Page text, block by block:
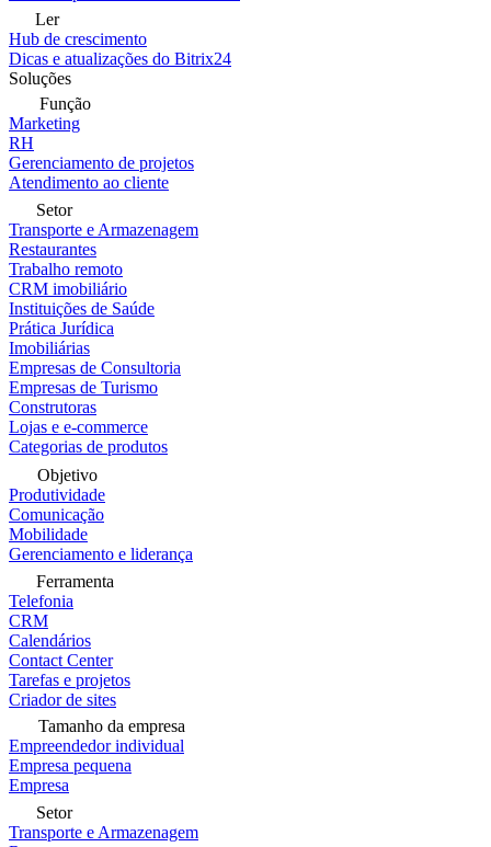
Ler
Hub de crescimento
Dicas e atualizações do Bitrix24
Soluções
Função
Marketing
RH
Gerenciamento de projetos
Atendimento ao cliente
Setor
Transporte e Armazenagem
Restaurantes
Trabalho remoto
CRM imobiliário
Instituições de Saúde
Prática Jurídica
Imobiliárias
Empresas de Consultoria
Empresas de Turismo
Construtoras
Lojas e e-commerce
Categorias de produtos
Objetivo
Produtividade
Comunicação
Mobilidade
Gerenciamento e liderança
Ferramenta
Telefonia
CRM
Calendários
Contact Center
Tarefas e projetos
Criador de sites
Tamanho da empresa
Empreendedor individual
Empresa pequena
Empresa
Setor
Transporte e Armazenagem